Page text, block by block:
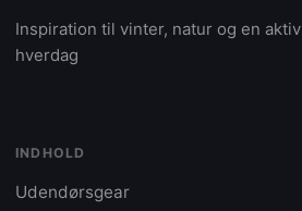
Inspiration til vinter, natur og en aktiv
hverdag
INDHOLD
Udendørsgear